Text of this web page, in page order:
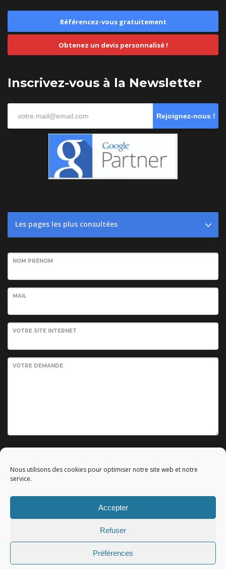
Nous utilisons des cookies pour optimiser notre site web et notre
service.
Accepter
Refuser
Préférences
Référencez-vous gratuitement
Obtenez un devis personnalisé !
Inscrivez-vous à la Newsletter
Rejoignez-nous !
Les pages les plus consultées
NOM PRÉNOM
MAIL
VOTRE SITE INTERNET
VOTRE DEMANDE
Mentions légales|All rights reserved - Tous droits